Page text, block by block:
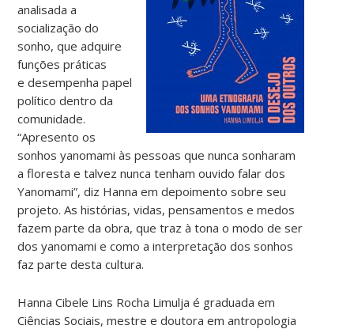
analisada a
socialização do
sonho, que adquire
funções práticas
e desempenha papel
político dentro da
comunidade.
“Apresento os
sonhos yanomami às pessoas que nunca sonharam
a floresta e talvez nunca tenham ouvido falar dos
Yanomami”, diz Hanna em depoimento sobre seu
projeto. As histórias, vidas, pensamentos e medos
fazem parte da obra, que traz à tona o modo de ser
dos yanomami e como a interpretação dos sonhos
faz parte desta cultura.
Hanna Cibele Lins Rocha Limulja é graduada em
Ciências Sociais, mestre e doutora em antropologia